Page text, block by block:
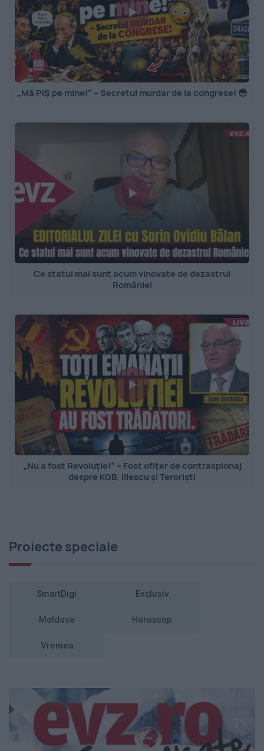
„Mă PIȘ pe mine!” – Secretul murdar de la congrese! 😳
Ce statui mai sunt acum vinovate de dezastrul
României
„Nu a fost Revoluție!” – Fost ofițer de contraspionaj
despre KGB, Iliescu și Teroriști
Proiecte speciale
SmartDigi Exclusiv
Moldova Horoscop
Vremea